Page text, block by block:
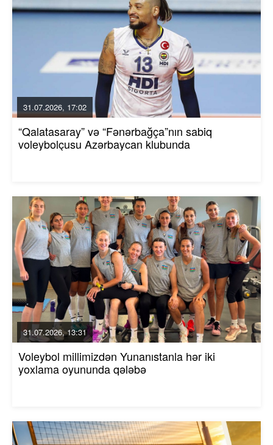
31.07.2026, 17:02
“Qalatasaray” və “Fənərbağça”nın sabiq
voleybolçusu Azərbaycan klubunda
31.07.2026, 13:31
Voleybol millimizdən Yunanıstanla hər iki
yoxlama oyununda qələbə